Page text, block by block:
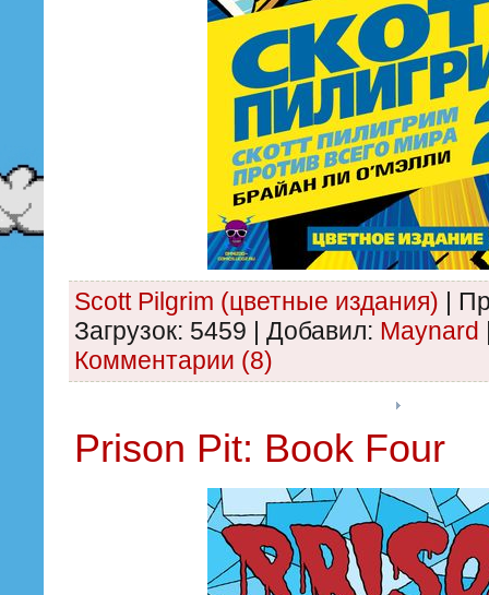
Scott Pilgrim (цветные издания) |
Загрузок: 5459 | Добавил: Maynard
Комментарии (8)
Prison Pit: Book Four